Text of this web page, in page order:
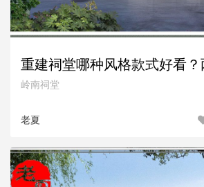
岭南祠堂
老夏